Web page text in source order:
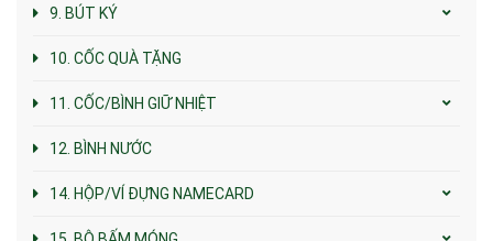
9. BÚT KÝ
10. CỐC QUÀ TẶNG
11. CỐC/BÌNH GIỮ NHIỆT
12. BÌNH NƯỚC
14. HỘP/VÍ ĐỰNG NAMECARD